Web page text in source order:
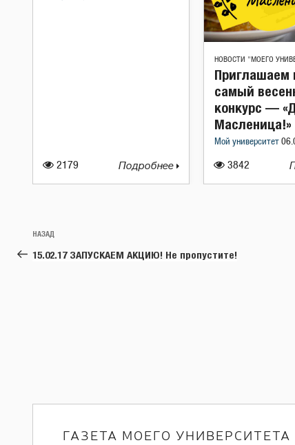
2179 Подробнее
НОВОСТИ "МОЕГО
3842
Приглашаем
самый
конкурс —
Масленица!»
Мой университет
Навигация
по
Предыдущая
запись:
НАЗАД
15.02.17 ЗАПУСКАЕМ АКЦИЮ! Не пропустите!
ГАЗЕТА МОЕГО УНИВЕРСИТЕТА